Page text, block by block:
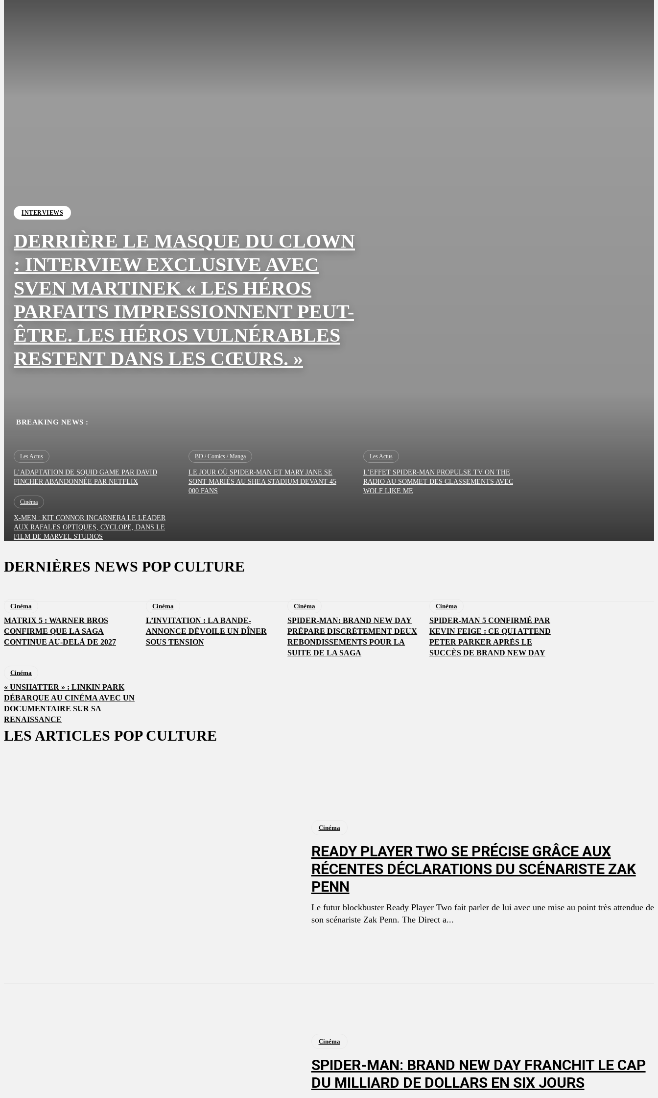
INTERVIEWS
DERRIÈRE LE MASQUE DU CLOWN
: INTERVIEW EXCLUSIVE AVEC
SVEN MARTINEK « LES HÉROS
PARFAITS IMPRESSIONNENT PEUT-
ÊTRE. LES HÉROS VULNÉRABLES
RESTENT DANS LES CŒURS. »
BREAKING NEWS :
Les Actus
L’ADAPTATION DE SQUID GAME PAR DAVID
FINCHER ABANDONNÉE PAR NETFLIX
BD / Comics / Manga
LE JOUR OÙ SPIDER-MAN ET MARY JANE SE
SONT MARIÉS AU SHEA STADIUM DEVANT 45
000 FANS
Les Actus
L’EFFET SPIDER-MAN PROPULSE TV ON THE
RADIO AU SOMMET DES CLASSEMENTS AVEC
WOLF LIKE ME
Cinéma
X-MEN : KIT CONNOR INCARNERA LE LEADER
AUX RAFALES OPTIQUES, CYCLOPE, DANS LE
FILM DE MARVEL STUDIOS
DERNIÈRES NEWS POP CULTURE
Cinéma
MATRIX 5 : WARNER BROS
CONFIRME QUE LA SAGA
CONTINUE AU-DELÀ DE 2027
Cinéma
L’INVITATION : LA BANDE-
ANNONCE DÉVOILE UN DÎNER
SOUS TENSION
Cinéma
SPIDER-MAN: BRAND NEW DAY
PRÉPARE DISCRÈTEMENT DEUX
REBONDISSEMENTS POUR LA
SUITE DE LA SAGA
Cinéma
SPIDER-MAN 5 CONFIRMÉ PAR
KEVIN FEIGE : CE QUI ATTEND
PETER PARKER APRÈS LE
SUCCÈS DE BRAND NEW DAY
Cinéma
« UNSHATTER » : LINKIN PARK
DÉBARQUE AU CINÉMA AVEC UN
DOCUMENTAIRE SUR SA
RENAISSANCE
LES ARTICLES POP CULTURE
Cinéma
READY PLAYER TWO SE PRÉCISE GRÂCE AUX
RÉCENTES DÉCLARATIONS DU SCÉNARISTE ZAK
PENN
Le futur blockbuster Ready Player Two fait parler de lui avec une mise au point très attendue de
son scénariste Zak Penn. The Direct a...
Cinéma
SPIDER-MAN: BRAND NEW DAY FRANCHIT LE CAP
DU MILLIARD DE DOLLARS EN SIX JOURS